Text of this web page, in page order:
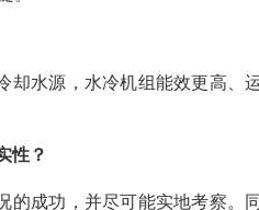
却水源，水冷机组能效更高、
性？
的成功，并尽可能实地考察。